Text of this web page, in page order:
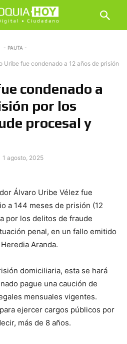
- PAUTA -
Uribe fue condenado a 12 años de prisión
condenado a
por los
procesal y
1 agosto, 2025
Álvaro Uribe Vélez fue
a 144 meses de prisión (12
por los delitos de fraude
penal, en un fallo emitido
Aranda.
domiciliaria, esta se hará
pague una caución de
mensuales vigentes.
ejercer cargos públicos por
más de 8 años.